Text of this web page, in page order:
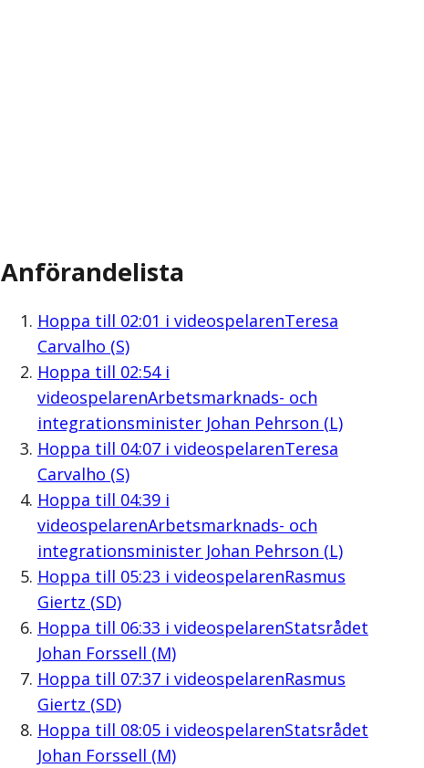
Anförandelista
Hoppa till 02:01 i videospelarenTeresa
Carvalho (S)
Hoppa till 02:54i
videospelarenArbetsmarknads- och
integrationsminister Johan Pehrson (L)
Hoppa till 04:07i videospelarenTeresa
Carvalho (S)
Hoppa till 04:39i
videospelarenArbetsmarknads- och
integrationsminister Johan Pehrson (L)
Hoppa till 05:23 i videospelarenRasmus
Giertz (SD)
Hoppa till 06:33 i videospelarenStatsrådet
Johan Forssell (M)
Hoppa till 07:37i videospelarenRasmus
Giertz (SD)
Hoppa till 08:05i videospelarenStatsrådet
Johan Forssell (M)